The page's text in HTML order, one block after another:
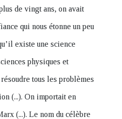
de vingt ans, on avait
qui nous étonne un peu
existe une science
physiques et
tous les problèmes
(...). On importait en
(...). Le nom du célèbre